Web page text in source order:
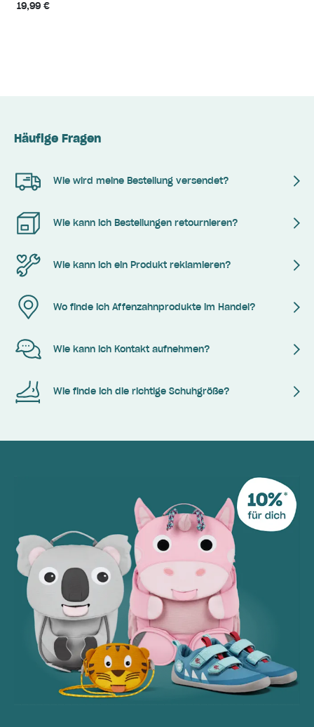
19,99 €
Häufige Fragen
Wie wird meine Bestellung versendet?
Wie kann ich Bestellungen retournieren?
Wie kann ich ein Produkt reklamieren?
Wo finde ich Affenzahnprodukte im Handel?
Wie kann ich Kontakt aufnehmen?
Wie finde ich die richtige Schuhgröße?